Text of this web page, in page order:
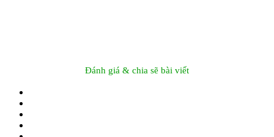
Đánh giá & chia sẽ bài viết